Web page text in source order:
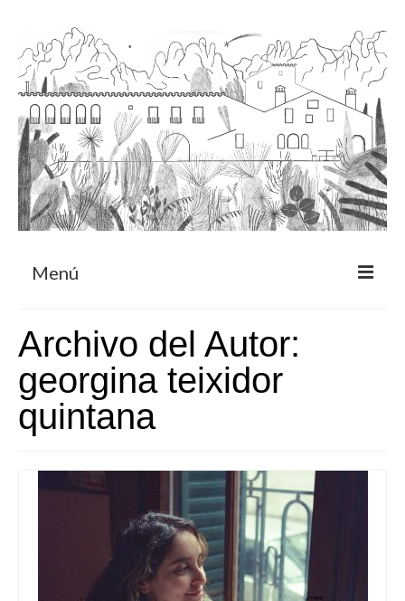
Menú
Programa de residencia
CRUCERO
Quedate con nosotras
Archivo
Archivo del Autor:
georgina teixidor
quintana